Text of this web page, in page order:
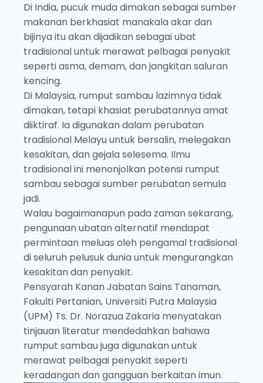
Di India, pucuk muda dimakan sebagai sumber
makanan berkhasiat manakala akar dan
bijinya itu akan dijadikan sebagai ubat
tradisional untuk merawat pelbagai penyakit
seperti asma, demam, dan jangkitan saluran
kencing.
Di Malaysia, rumput sambau lazimnya tidak
dimakan, tetapi khasiat perubatannya amat
diiktiraf. Ia digunakan dalam perubatan
tradisional Melayu untuk bersalin, melegakan
kesakitan, dan gejala selesema. Ilmu
tradisional ini menonjolkan potensi rumput
sambau sebagai sumber perubatan semula
jadi.
Walau bagaimanapun pada zaman sekarang,
pengunaan ubatan alternatif mendapat
permintaan meluas oleh pengamal tradisional
di seluruh pelusuk dunia untuk mengurangkan
kesakitan dan penyakit.
Pensyarah Kanan Jabatan Sains Tanaman,
Fakulti Pertanian, Universiti Putra Malaysia
(UPM) Ts. Dr. Norazua Zakaria menyatakan
tinjauan literatur mendedahkan bahawa
rumput sambau juga digunakan untuk
merawat pelbagai penyakit seperti
keradangan dan gangguan berkaitan imun.